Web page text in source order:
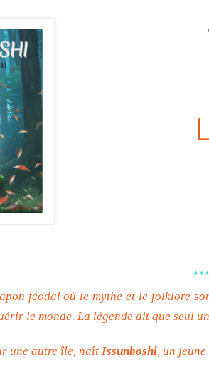
féodal où le mythe et le folklore
le monde. La légende dit que seul
une autre île, naît Issunboshi, un